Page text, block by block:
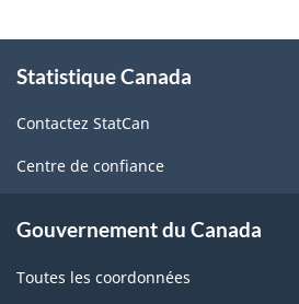
1.1
-
Fabrication
et
forestière
propos
ce
site
Statistique Canada
Contactez StatCan
Centre de confiance
Gouvernement du Canada
Toutes les coordonnées